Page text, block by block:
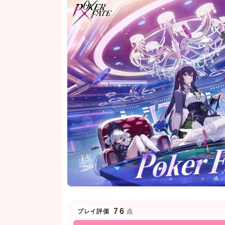
プレイ評価 76 点